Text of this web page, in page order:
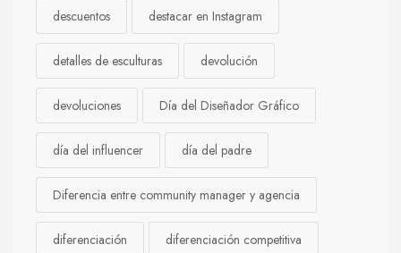
descuentos destacar en Instagram
detalles de esculturas devolución
devoluciones Día del Diseñador Gráfico
día del influencer día del padre
Diferencia entre community manager y agencia
diferenciación diferenciación competitiva